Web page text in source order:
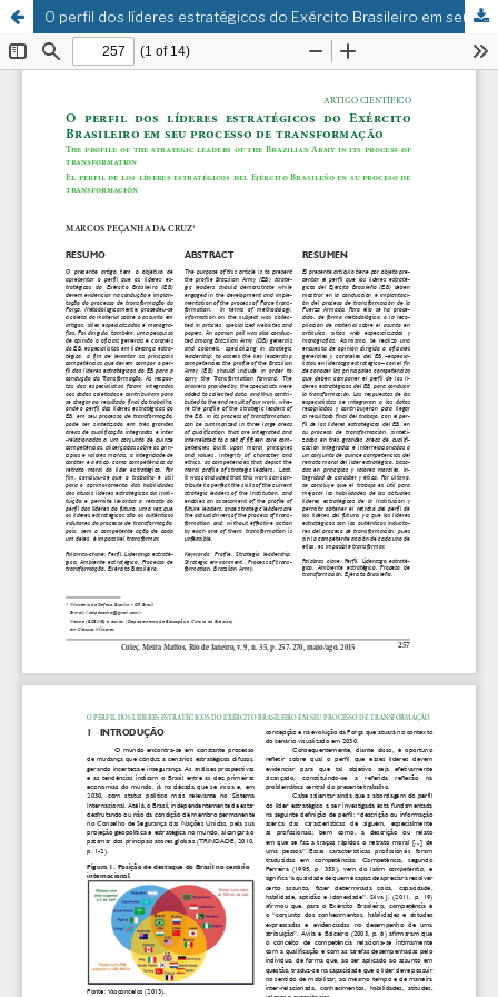
O perfil dos líderes estratégicos do Exército Brasileiro em seu processo de transformação